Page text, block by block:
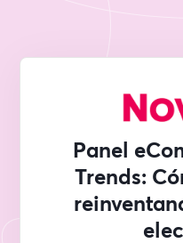
Panel
Trends: